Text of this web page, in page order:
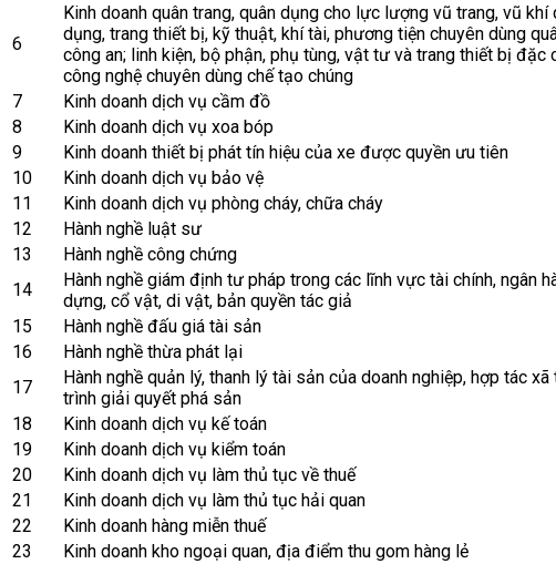
6
Kinh doanh quân trang, quân dụng cho lực lượng vũ trang, vũ khí
dụng, trang thiết bị, kỹ thuật, khí tài, phương tiện chuyên dùng
công an; linh kiện, bộ phận, phụ tùng, vật tư và trang thiết bị đặc
công nghệ chuyên dùng chế tạo chúng
7
Kinh doanh dịch vụ cầm đồ
8
Kinh doanh dịch vụ xoa bóp
9
Kinh doanh thiết bị phát tín hiệu của xe được quyền ưu tiên
10
Kinh doanh dịch vụ bảo vệ
11
Kinh doanh dịch vụ phòng cháy, chữa cháy
12
Hành nghề luật sư
13
Hành nghề công chứng
14
Hành nghề giám định tư pháp trong các lĩnh vực tài chính, ngân
dựng, cổ vật, di vật, bản quyền tác giả
15
Hành nghề đấu giá tài sản
16
Hành nghề thừa phát lại
17
Hành nghề quản lý, thanh lý tài sản của doanh nghiệp, hợp tác xã
trình giải quyết phá sản
18
Kinh doanh dịch vụ kế toán
19
Kinh doanh dịch vụ kiểm toán
20
Kinh doanh dịch vụ làm thủ tục về thuế
21
Kinh doanh dịch vụ làm thủ tục hải quan
22
Kinh doanh hàng miễn thuế
23
Kinh doanh kho ngoại quan, địa điểm thu gom hàng lẻ